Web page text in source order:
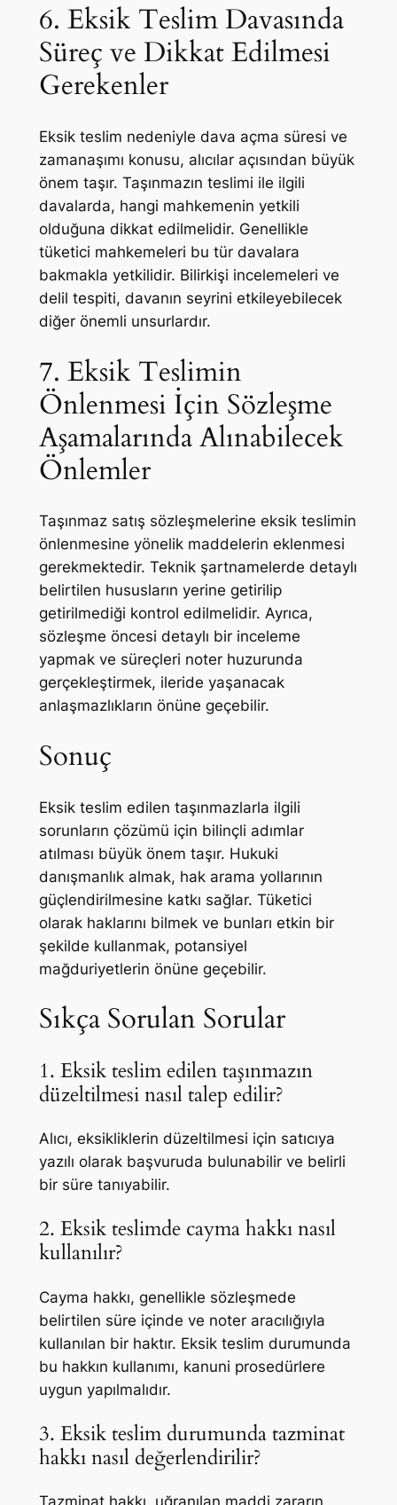
6. Eksik Teslim Davasında
Süreç ve Dikkat Edilmesi
Gerekenler
Eksik teslim nedeniyle dava açma süresi ve
zamanaşımı konusu, alıcılar açısından büyük
önem taşır. Taşınmazın teslimi ile ilgili
davalarda, hangi mahkemenin yetkili
olduğuna dikkat edilmelidir. Genellikle
tüketici mahkemeleri bu tür davalara
bakmakla yetkilidir. Bilirkişi incelemeleri ve
delil tespiti, davanın seyrini etkileyebilecek
diğer önemli unsurlardır.
7. Eksik Teslimin
Önlenmesi İçin Sözleşme
Aşamalarında Alınabilecek
Önlemler
Taşınmaz satış sözleşmelerine eksik teslimin
önlenmesine yönelik maddelerin eklenmesi
gerekmektedir. Teknik şartnamelerde detaylı
belirtilen hususların yerine getirilip
getirilmediği kontrol edilmelidir. Ayrıca,
sözleşme öncesi detaylı bir inceleme
yapmak ve süreçleri noter huzurunda
gerçekleştirmek, ileride yaşanacak
anlaşmazlıkların önüne geçebilir.
Sonuç
Eksik teslim edilen taşınmazlarla ilgili
sorunların çözümü için bilinçli adımlar
atılması büyük önem taşır. Hukuki
danışmanlık almak, hak arama yollarının
güçlendirilmesine katkı sağlar. Tüketici
olarak haklarını bilmek ve bunları etkin bir
şekilde kullanmak, potansiyel
mağduriyetlerin önüne geçebilir.
Sıkça Sorulan Sorular
1. Eksik teslim edilen taşınmazın
düzeltilmesi nasıl talep edilir?
Alıcı, eksikliklerin düzeltilmesi için satıcıya
yazılı olarak başvuruda bulunabilir ve belirli
bir süre tanıyabilir.
2. Eksik teslimde cayma hakkı nasıl
kullanılır?
Cayma hakkı, genellikle sözleşmede
belirtilen süre içinde ve noter aracılığıyla
kullanılan bir haktır. Eksik teslim durumunda
bu hakkın kullanımı, kanuni prosedürlere
uygun yapılmalıdır.
3. Eksik teslim durumunda tazminat
hakkı nasıl değerlendirilir?